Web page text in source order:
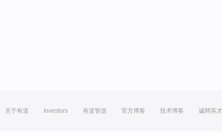
关于有道 Investors 有道智选 官方博客 技术博客 诚聘英才